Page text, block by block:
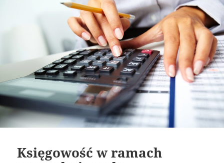
Księgowość w ramach